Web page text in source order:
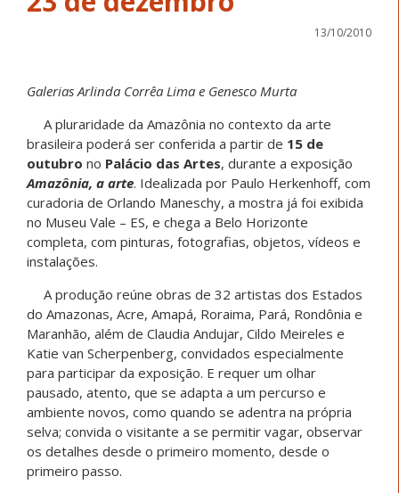
13/10/2010
Galerias Arlinda Corrêa Lima e Genesco Murta
A pluraridade da Amazônia no contexto da arte
brasileira poderá ser conferida a partir de 15 de
outubro no Palácio das Artes, durante a exposição
Amazônia, a arte. Idealizada por Paulo Herkenhoff, com
curadoria de Orlando Maneschy, a mostra já foi exibida
no Museu Vale – ES, e chega a Belo Horizonte
completa, com pinturas, fotografias, objetos, vídeos e
instalações.
A produção reúne obras de 32 artistas dos Estados
do Amazonas, Acre, Amapá, Roraima, Pará, Rondônia e
Maranhão, além de Claudia Andujar, Cildo Meireles e
Katie van Scherpenberg, convidados especialmente
para participar da exposição. E requer um olhar
pausado, atento, que se adapta a um percurso e
ambiente novos, como quando se adentra na própria
selva; convida o visitante a se permitir vagar, observar
os detalhes desde o primeiro momento, desde o
primeiro passo.